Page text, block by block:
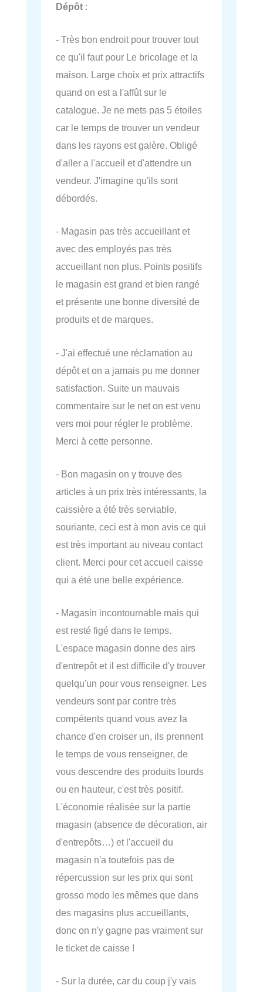
Dépôt :
- Très bon endroit pour trouver tout
ce qu'il faut pour Le bricolage et la
maison. Large choix et prix attractifs
quand on est a l'affût sur le
catalogue. Je ne mets pas 5 étoiles
car le temps de trouver un vendeur
dans les rayons est galère. Obligé
d'aller a l'accueil et d'attendre un
vendeur. J'imagine qu'ils sont
débordés.
- Magasin pas très accueillant et
avec des employés pas très
accueillant non plus. Points positifs
le magasin est grand et bien rangé
et présente une bonne diversité de
produits et de marques.
- J'ai effectué une réclamation au
dépôt et on a jamais pu me donner
satisfaction. Suite un mauvais
commentaire sur le net on est venu
vers moi pour régler le problème.
Merci à cette personne.
- Bon magasin on y trouve des
articles à un prix très intéressants, la
caissière a été très serviable,
souriante, ceci est à mon avis ce qui
est très important au niveau contact
client. Merci pour cet accueil caisse
qui a été une belle expérience.
- Magasin incontournable mais qui
est resté figé dans le temps.
L'espace magasin donne des airs
d'entrepôt et il est difficile d'y trouver
quelqu'un pour vous renseigner. Les
vendeurs sont par contre très
compétents quand vous avez la
chance d'en croiser un, ils prennent
le temps de vous renseigner, de
vous descendre des produits lourds
ou en hauteur, c'est très positif.
L'économie réalisée sur la partie
magasin (absence de décoration, air
d'entrepôts…) et l'accueil du
magasin n'a toutefois pas de
répercussion sur les prix qui sont
grosso modo les mêmes que dans
des magasins plus accueillants,
donc on n'y gagne pas vraiment sur
le ticket de caisse !
- Sur la durée, car du coup j'y vais